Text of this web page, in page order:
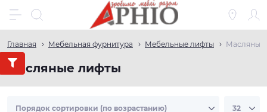
Главная Мебельная фурнитура Мебельные лифты Масляные
Масляные лифты